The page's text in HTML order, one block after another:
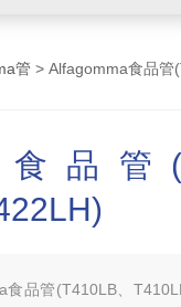
管 > Alfagomma食品管
食品管
食品管(T410LB、